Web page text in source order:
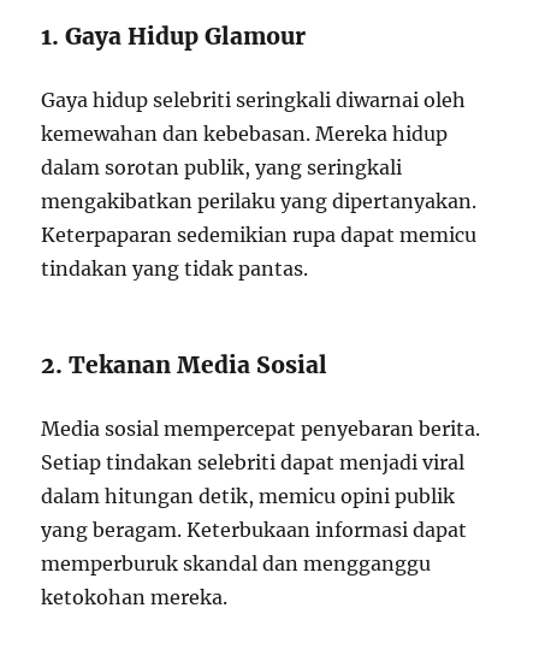
1. Gaya Hidup Glamour
Gaya hidup selebriti seringkali diwarnai oleh
kemewahan dan kebebasan. Mereka hidup
dalam sorotan publik, yang seringkali
mengakibatkan perilaku yang dipertanyakan.
Keterpaparan sedemikian rupa dapat memicu
tindakan yang tidak pantas.
2. Tekanan Media Sosial
Media sosial mempercepat penyebaran berita.
Setiap tindakan selebriti dapat menjadi viral
dalam hitungan detik, memicu opini publik
yang beragam. Keterbukaan informasi dapat
memperburuk skandal dan mengganggu
ketokohan mereka.